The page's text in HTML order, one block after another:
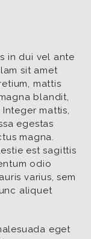
in dui vel ante
sit amet
mattis
blandit,
mattis,
egestas
magna.
est sagittis
odio
varius, sem
aliquet
eget